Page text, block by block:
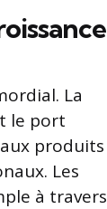
La
le port
produits
Les
à travers